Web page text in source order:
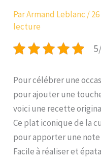
ParArmand Leblanc /
lecture
Pour célébrer une
pour ajouter une
voici une recette
Ce plat iconique de la
pour apporter une
Facile à réaliser et